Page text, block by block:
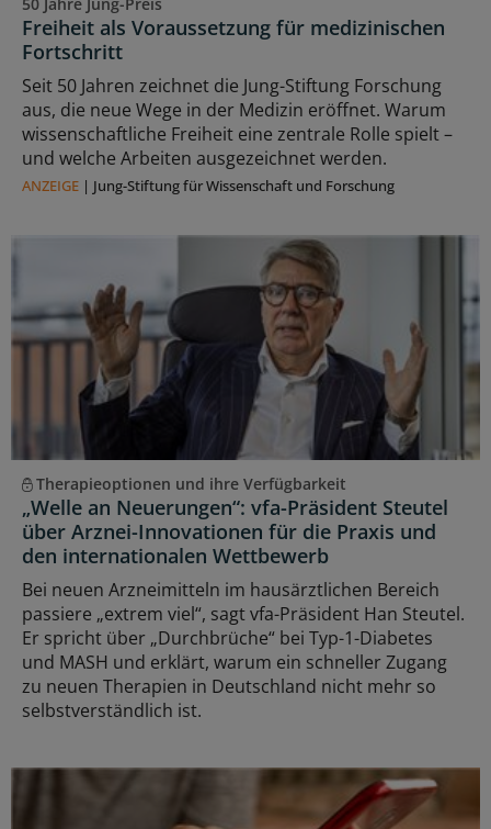
50 Jahre Jung-Preis
Freiheit als Voraussetzung für medizinischen
Fortschritt
Seit 50 Jahren zeichnet die Jung-Stiftung Forschung
aus, die neue Wege in der Medizin eröffnet. Warum
wissenschaftliche Freiheit eine zentrale Rolle spielt –
und welche Arbeiten ausgezeichnet werden.
ANZEIGE | Jung-Stiftung für Wissenschaft und Forschung
Therapieoptionen und ihre Verfügbarkeit
„Welle an Neuerungen“: vfa-Präsident Steutel
über Arznei-Innovationen für die Praxis und
den internationalen Wettbewerb
Bei neuen Arzneimitteln im hausärztlichen Bereich
passiere „extrem viel“, sagt vfa-Präsident Han Steutel.
Er spricht über „Durchbrüche“ bei Typ-1-Diabetes
und MASH und erklärt, warum ein schneller Zugang
zu neuen Therapien in Deutschland nicht mehr so
selbstverständlich ist.